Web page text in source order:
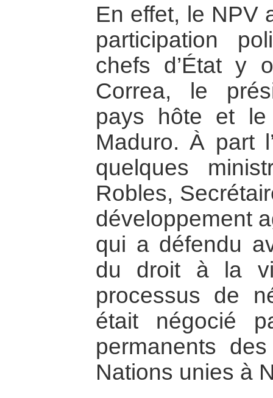
En effet, le NPV
participation
chefs d’État y
Correa, le
pays hôte et le
Maduro. À part
quelques
Robles,
développement
qui a défendu
du droit à la
processus de
était négocié
permanents
Nations unies à